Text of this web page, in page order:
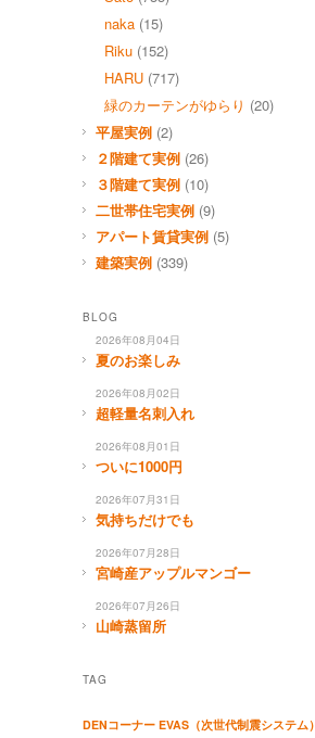
naka (15)
Riku (152)
HARU (717)
緑のカーテンがゆらり (20)
平屋実例 (2)
２階建て実例 (26)
３階建て実例 (10)
二世帯住宅実例 (9)
アパート賃貸実例 (5)
建築実例 (339)
BLOG
2026年08月04日
夏のお楽しみ
2026年08月02日
超軽量名刺入れ
2026年08月01日
ついに1000円
2026年07月31日
気持ちだけでも
2026年07月28日
宮崎産アップルマンゴー
2026年07月26日
山崎蒸留所
TAG
DENコーナー EVAS（次世代制震システム）